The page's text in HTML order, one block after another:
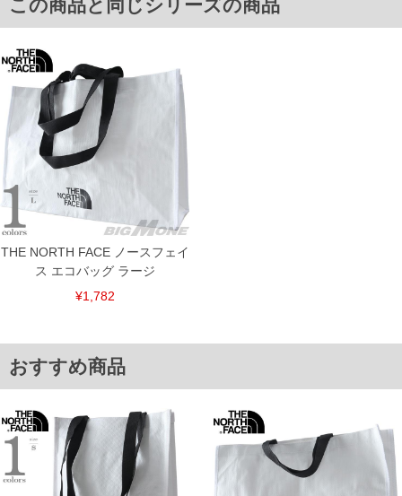
下着(肌着)やワイシャツは商品の性質上、返品交換不可とさせて頂いております。予め
ご了承くださいませ。
裾上げ料金は500円+税となります。
備考欄に股下●cmとご記入下さい。（裾上げ無料対象商品は1本につき税込6,000円以
上の品が対象。1本5,999円以下の商品は有料（500円+税）となります。）
出荷まで約1週間～20日間程お時間を頂く場合がございます。
尚、裾上げした商品は返品・交換不可となりますので、予めご了承下さい。
一部、お直しに対応出来ない商品がございます。(例：裾にファスナーや調節ひもが付
いている、極端なデザインが施されている等)
※商品によって若干のサイズの誤差がございます。また、お客様がご使用の環境（コ
ください。
※当店での掲載商品は、実店鋪と在庫を共用しておりますので店頭での売り違い、店
舗からのお取り寄せ等により、お客様にご迷惑をお掛けしてしまう場合がございま
す。そのようなことがない様最大限に努めておりますが、もしあった場合速やかにご
連絡させて頂きますので予めご了承ください。
ITEM INTRODUCTION
この商品と同じシリーズの商品
THE NORTH FACE ノースフェイ
ス エコバッグ ラージ
¥1,782
おすすめ商品